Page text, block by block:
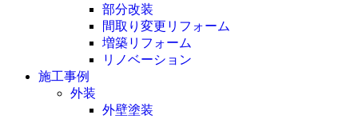
部分改装
間取り変更リフォーム
増築リフォーム
リノベーション
施工事例
外装
外壁塗装